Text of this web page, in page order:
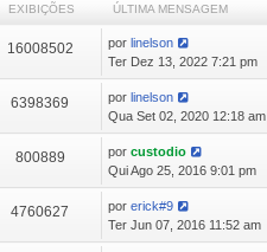
EXIBIÇÕES ÚLTIMA MENSAGEM
16008502 porlinelson
Ter Dez 13, 2022 7:21 pm
6398369 porlinelson
Qua Set 02, 2020 12:18 am
800889 porcustodio
Qui Ago 25, 2016 9:01 pm
4760627 porerick#9
Ter Jun 07, 2016 11:52 am